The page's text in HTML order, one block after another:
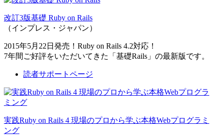
改訂3版基礎 Ruby on Rails
（インプレス・ジャパン）
2015年5月22日発売！Ruby on Rails 4.2対応！
7年間ご好評をいただいてきた「基礎Rails」の最新版です。
読者サポートページ
実践Ruby on Rails 4 現場のプロから学ぶ本格Webプログラミ
ング